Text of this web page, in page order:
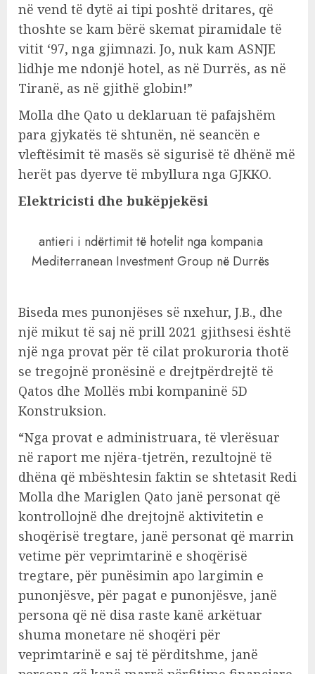
në vend të dytë ai tipi poshtë dritares, që
thoshte se kam bërë skemat piramidale të
vitit ‘97, nga gjimnazi. Jo, nuk kam ASNJE
lidhje me ndonjë hotel, as në Durrës, as në
Tiranë, as në gjithë globin!”
Molla dhe Qato u deklaruan të pafajshëm
para gjykatës të shtunën, në seancën e
vleftësimit të masës së sigurisë të dhënë më
herët pas dyerve të mbyllura nga GJKKO.
Elektricisti dhe bukëpjekësi
antieri i ndërtimit të hotelit nga kompania
Mediterranean Investment Group në Durrës
Biseda mes punonjëses së nxehur, J.B., dhe
një mikut të saj në prill 2021 gjithsesi është
një nga provat për të cilat prokuroria thotë
se tregojnë pronësinë e drejtpërdrejtë të
Qatos dhe Mollës mbi kompaninë 5D
Konstruksion.
“Nga provat e administruara, të vlerësuar
në raport me njëra-tjetrën, rezultojnë të
dhëna që mbështesin faktin se shtetasit Redi
Molla dhe Mariglen Qato janë personat që
kontrollojnë dhe drejtojnë aktivitetin e
shoqërisë tregtare, janë personat që marrin
vetime për veprimtarinë e shoqërisë
tregtare, për punësimin apo largimin e
punonjësve, për pagat e punonjësve, janë
persona që në disa raste kanë arkëtuar
shuma monetare në shoqëri për
veprimtarinë e saj të përditshme, janë